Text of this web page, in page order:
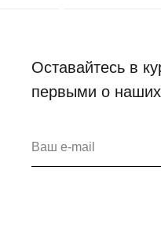
Оставайтесь в
первыми о